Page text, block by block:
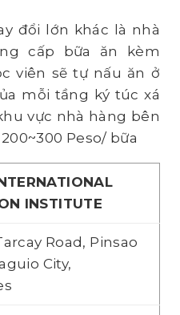
đổi lớn khác là nhà
cấp bữa ăn kèm
viên sẽ tự nấu ăn ở
mỗi tầng ký túc xá
vực nhà hàng bên
Peso/ bữa
INSTITUTE
Road, Pinsao
City,